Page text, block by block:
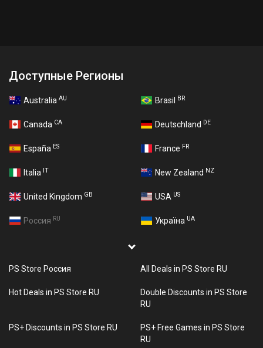
Доступные Регионы
Australia AU Brasil BR
Canada CA Deutschland DE
España ES France FR
Italia IT New Zealand NZ
United Kingdom GB USA US
Россия RU Україна UA
PS Store Россия All Deals in PS Store RU
Hot Deals in PS Store RU
Double Discounts in PS Store
RU
PS+ Discounts in PS Store RU
PS+ Free Games in PS Store
RU